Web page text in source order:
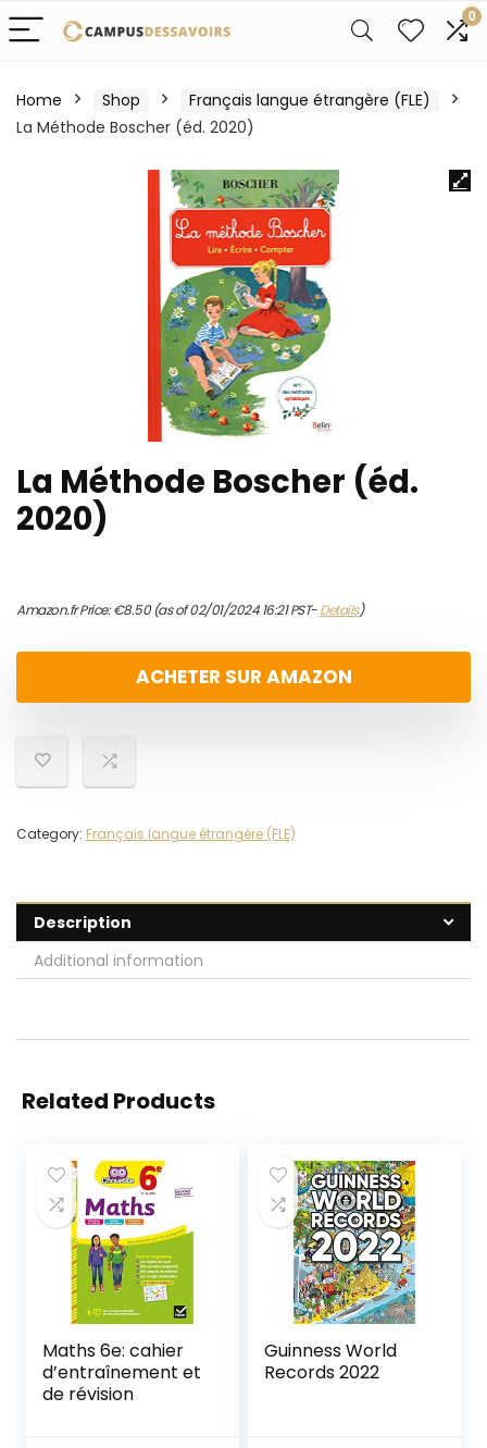
0
Home Shop
Français langue étrangère (FLE)
La Méthode Boscher (éd. 2020)
La Méthode Boscher (éd.
2020)
Amazon.fr Price:€8.50(as of 02/01/2024 16:21 PST-Details)
ACHETER SUR AMAZON
Category: Français langue étrangère (FLE)
Description
Additional information
Related Products
Maths 6e: cahier
d’entraînement et
de révision
Guinness World
Records 2022